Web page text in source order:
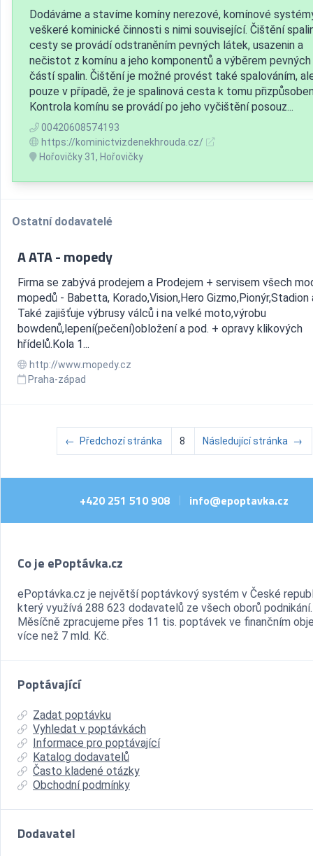
Dodáváme a stavíme komíny nerezové, komínové
veškeré kominické činnosti s nimi související. Čištění
cesty se provádí odstraněním pevných látek, usazenin a
nečistot z komínu a jeho komponentů a výběrem pevných
částí spalin. Čištění je možné provést také spalováním,
pouze v případě, že je spalinová cesta k tomu
Kontrola komínu se provádí po jeho vyčištění posouz...
00420608574193
https://kominictvizdenekhrouda.cz/
Hořovičky 31, Hořovičky
Ostatní dodavatelé
A ATA - mopedy
Firma se zabývá prodejem a Prodejem + servisem všech
mopedů - Babetta, Korado,Vision,Hero Gizmo,Pionýr,Stadion
Také zajišťuje výbrusy válců i na velké moto,výrobu
bowdenů,lepení(pečení)obložení a pod. + opravy klikových
hřídelů.Kola 1...
http://www.mopedy.cz
Praha-západ
← Předchozí stránka 8 Následující stránka →
+420 251 510 908 | info@epoptavka.cz
Co je ePoptávka.cz
ePoptávka.cz je největší poptávkový systém v České
který využívá 288 623 dodavatelů ze všech oborů podnikání.
Měsíčně zpracujeme přes 11 tis. poptávek ve finančním
více než 7 mld. Kč.
Poptávající
Zadat poptávku
Vyhledat v poptávkách
Informace pro poptávající
Katalog dodavatelů
Často kladené otázky
Obchodní podmínky
Dodavatel